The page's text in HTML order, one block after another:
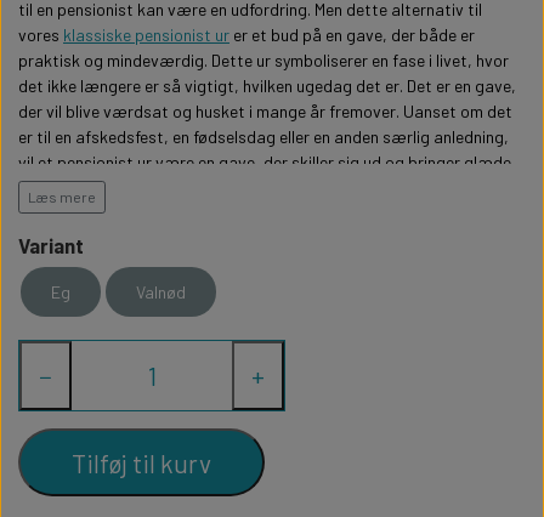
PERSONLIGE LED LAMPER
FLASKER MED LYS
FORKLÆDER MED TEKST
GAVEÆSKER I TRÆ
TERMOKRUS MED PRINT
STUDENT
NYTÅRS FEST
WILLOW TREE OPHÆNG
HALLOWEEN
BADEVÆRELSET
TEKST OG BOGSTAVER
WALLSTICKERS
STUEN
til en pensionist kan være en udfordring. Men dette alternativ til
vores klassiske pensionist ur er et bud på en gave, der både er
praktisk og mindeværdig. Dette ur symboliserer en fase i livet, hvor
det ikke længere er så vigtigt, hvilken ugedag det er. Det er en gave,
der vil blive værdsat og husket i mange år fremover. Uanset om det
er til en afskedsfest, en fødselsdag eller en anden særlig anledning,
vil et pensionist ur være en gave, der skiller sig ud og bringer glæde
til modtageren.
ham/hende der går på pension.
Uret er 23cm i diameter og skåret i 6mm egetræsfiner eller
valnødsfiner. Alt efter hvad du vælger. Valnød er mørkt træ.
Uret har naturligvis et rigtigt urværk så det går og kan vise hvad
klokken er. Urværket tikker en smule. Rundt i kanten på uret er
graveret alle ugens dage. En sjov måde at holde styr på tiden.
Læs mere
Variant
Eg Valnød
− +
Tilføj til kurv